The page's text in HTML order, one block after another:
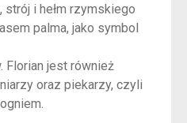
i hełm rzymskiego
palma, jako symbol
Florian jest również
oraz piekarzy, czyli